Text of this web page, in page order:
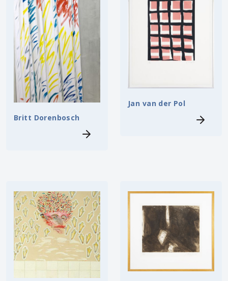
Britt Dorenbosch
Jan van der Pol